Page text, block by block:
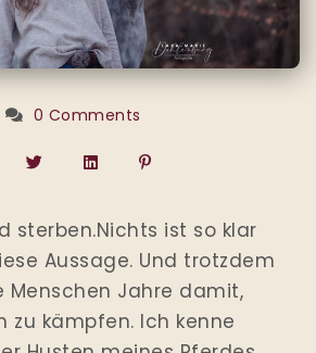
0 Comments
sterben.Nichts ist so klar
Aussage. Und trotzdem
Menschen Jahre damit,
zu kämpfen. Ich kenne